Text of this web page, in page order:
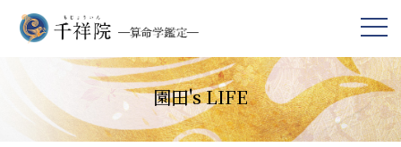
園田's LIFE